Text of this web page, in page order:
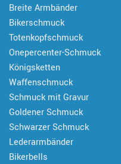
Breite Armbänder
Bikerschmuck
Totenkopfschmuck
Onepercenter-Schmuck
Königsketten
Waffenschmuck
Schmuck mit Gravur
Goldener Schmuck
Schwarzer Schmuck
Lederarmbänder
Bikerbells